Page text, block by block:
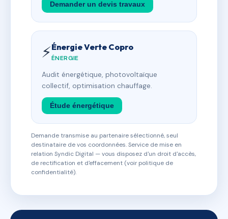
Demander un devis travaux
⚡Énergie Verte Copro
ÉNERGIE
Audit énergétique, photovoltaïque
collectif, optimisation chauffage.
Étude énergétique
Demande transmise au partenaire sélectionné, seul
destinataire de vos coordonnées. Service de mise en
relation Syndic Digital — vous disposez d'un droit d'accès,
de rectification et d'effacement (voir politique de
confidentialité).